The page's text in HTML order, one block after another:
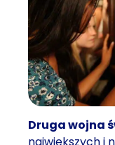
Druga wojna